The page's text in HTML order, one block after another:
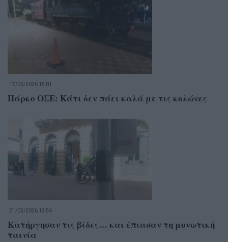
17/06/2026 15:01
Πάρκο ΟΣΕ: Κάτι δεν πάει καλά με τις κολώνες
21/05/2026 13:56
Κατήργησαν τις βίδες… και έπιασαν τη μονωτική
ταινία